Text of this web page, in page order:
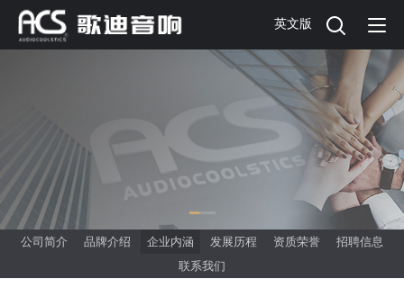
英文版
公司简介 品牌介绍 企业内涵 发展历程 资质荣誉
招聘信息
联系我们